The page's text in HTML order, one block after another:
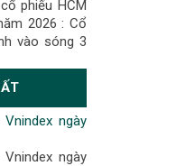
phiếu HCM
2026 : Cổ
vào sóng 3
ngày
ngày